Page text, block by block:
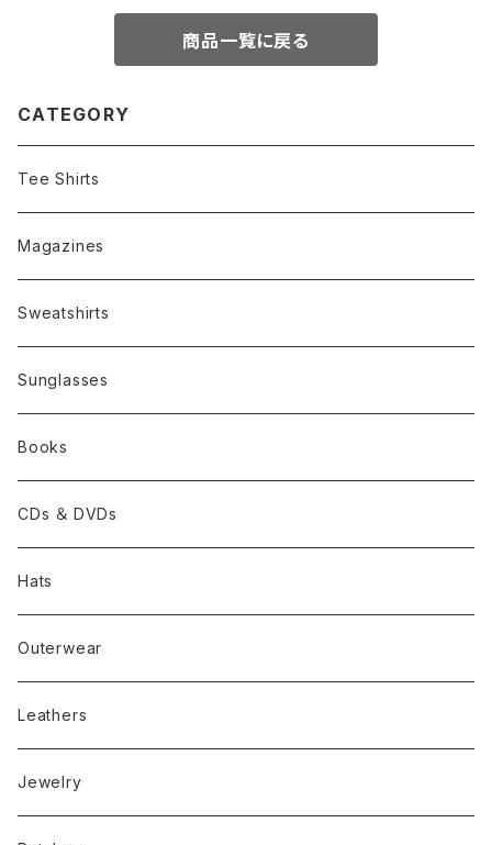
商品一覧に戻る
CATEGORY
Tee Shirts
Magazines
Sweatshirts
Sunglasses
Books
CDs ＆ DVDs
Hats
Outerwear
Leathers
Jewelry